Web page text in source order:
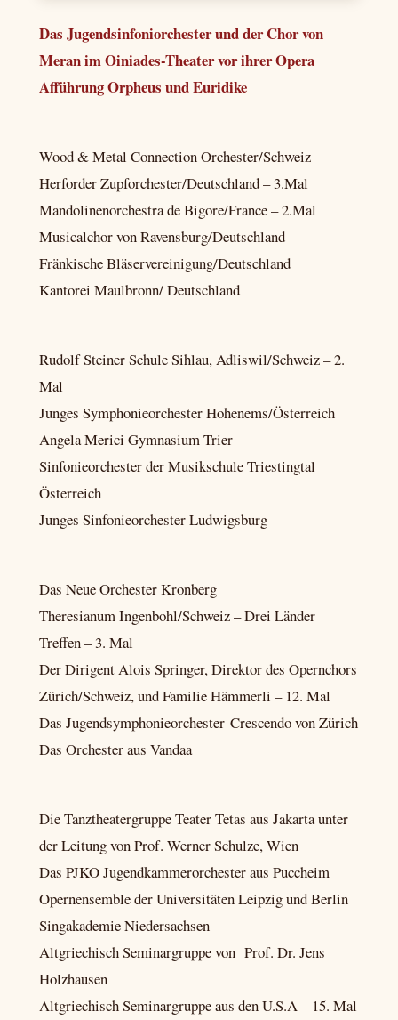
Das Jugendsinfoniorchester und der Chor von
Meran im Oiniades-Theater vor ihrer Opera
Afführung Orpheus und Euridike
Wood & Metal Connection Orchester/Schweiz
Herforder Zupforchester/Deutschland – 3.Mal
Mandolinenorchestra de Bigore/France – 2.Mal
Musicalchor von Ravensburg/Deutschland
Fränkische Bläservereinigung/Deutschland
Kantorei Maulbronn/ Deutschland
Rudolf Steiner Schule Sihlau, Adliswil/Schweiz – 2.
Mal
Junges Symphonieorchester Hohenems/Österreich
Angela Merici Gymnasium Trier
Sinfonieorchester der Musikschule Triestingtal
Österreich
Junges Sinfonieorchester Ludwigsburg
Das Neue Orchester Kronberg
Theresianum Ingenbohl/Schweiz – Drei Länder
Treffen – 3. Mal
Der Dirigent Alois Springer, Direktor des Opernchors
Zürich/Schweiz, und Familie Hämmerli – 12. Mal
Das Jugendsymphonieorchester Crescendo von Zürich
Das Orchester aus Vandaa
Die Tanztheatergruppe Teater Tetas aus Jakarta unter
der Leitung von Prof. Werner Schulze, Wien
Das PJKO Jugendkammerorchester aus Puccheim
Opernensemble der Universitäten Leipzig und Berlin
Singakademie Niedersachsen
Altgriechisch Seminargruppe von Prof. Dr. Jens
Holzhausen
Altgriechisch Seminargruppe aus den U.S.A – 15. Mal